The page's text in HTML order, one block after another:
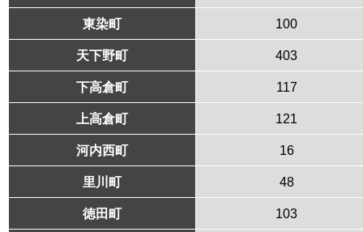
東染町 100
天下野町 403
下高倉町 117
上高倉町 121
河内西町 16
里川町 48
徳田町 103